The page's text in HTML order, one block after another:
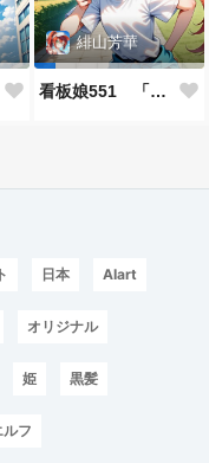
緋山芳華
看板娘551 「緋山芳華のよもやま話」
日本 AIart
オリジナル
姫 黒髪
ルフ